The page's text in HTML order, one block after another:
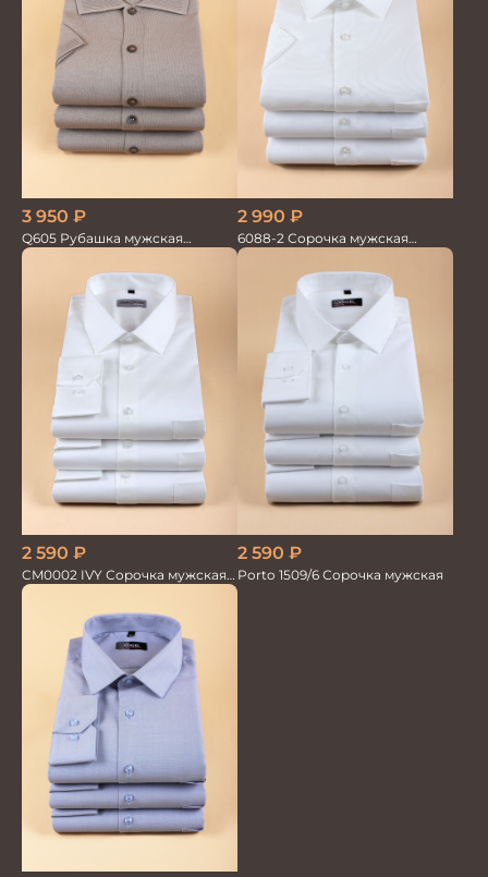
3 950 ₽
Q605 Рубашка мужская
кор.рукав беж. с тенселем
2 990 ₽
6088-2 Сорочка мужская
кор.рукав
2 590 ₽
CM0002 IVY Сорочка мужская
шампань
2 590 ₽
Porto 1509/6 Сорочка мужская